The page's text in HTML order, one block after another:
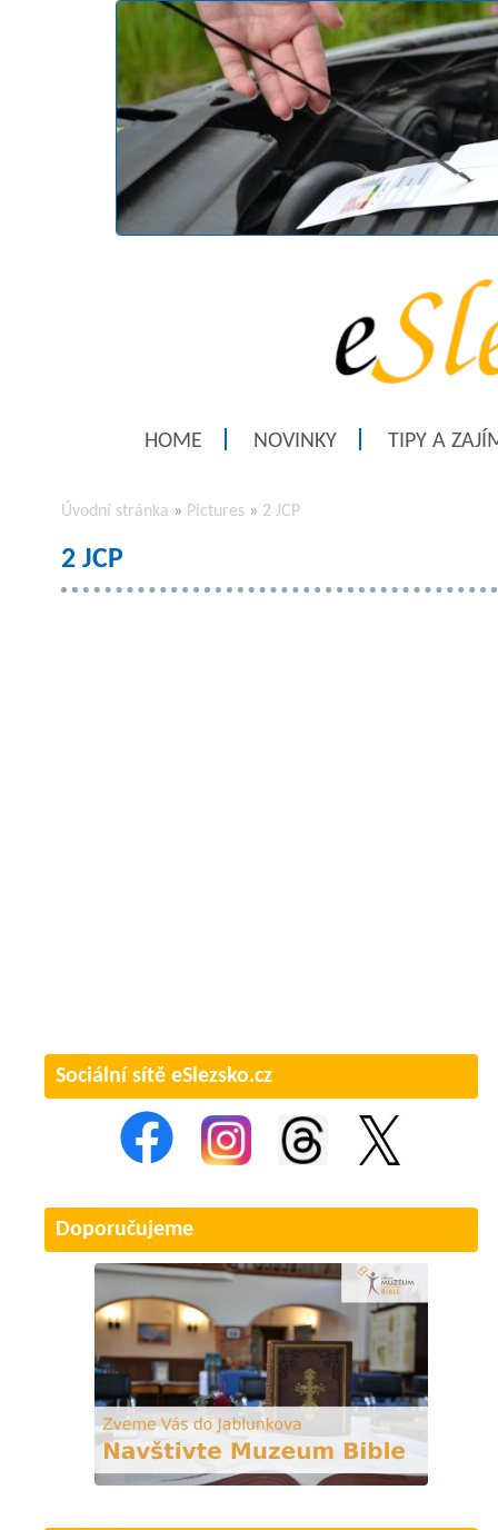
HOME NOVINKY TIPY A
Úvodní stránka » Pictures » 2 JCP
2 JCP
Sociální sítě eSlezsko.cz
Doporučujeme